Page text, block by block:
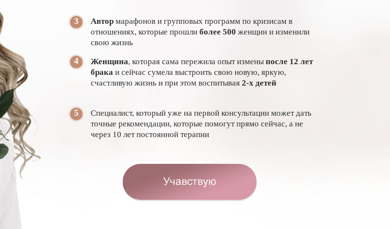
Автор марафонов и групповых программ по кризисам в
отношениях, которые прошли более 500 женщин и изменили
свою жизнь
Женщина, которая сама пережила опыт измены после 12 лет
брака и сейчас сумела выстроить свою новую, яркую,
счастливую жизнь и при этом воспитывая 2-х детей
Специалист, который уже на первой консультации может дать
точные рекомендации, которые помогут прямо сейчас, а не
через 10 лет постоянной терапии
3
4
5